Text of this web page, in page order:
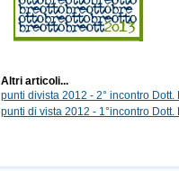
Altri articoli...
punti divista 2012 - 2° incontro Dott.
punti di vista 2012 - 1°incontro Dott.